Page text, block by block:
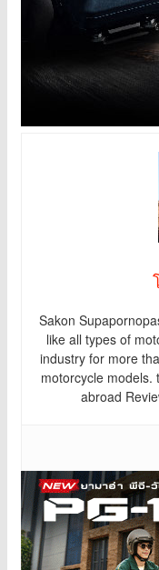
Sakon
like all types of
industry for more
motorcycle models.
abroad